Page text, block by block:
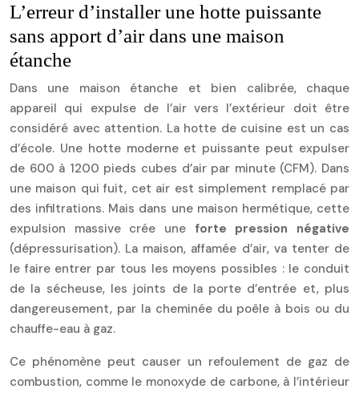
L’erreur d’installer une hotte puissante
sans apport d’air dans une maison
étanche
Dans une maison étanche et bien calibrée, chaque
appareil qui expulse de l’air vers l’extérieur doit être
considéré avec attention. La hotte de cuisine est un cas
d’école. Une hotte moderne et puissante peut expulser
de 600 à 1200 pieds cubes d’air par minute (CFM). Dans
une maison qui fuit, cet air est simplement remplacé par
des infiltrations. Mais dans une maison hermétique, cette
expulsion massive crée une forte pression négative
(dépressurisation). La maison, affamée d’air, va tenter de
le faire entrer par tous les moyens possibles : le conduit
de la sécheuse, les joints de la porte d’entrée et, plus
dangereusement, par la cheminée du poêle à bois ou du
chauffe-eau à gaz.
Ce phénomène peut causer un refoulement de gaz de
combustion, comme le monoxyde de carbone, à l’intérieur